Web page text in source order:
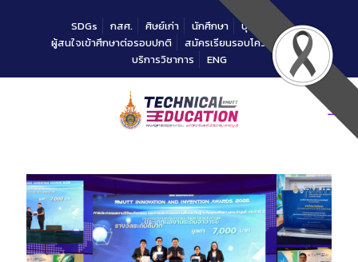
SDGs กสศ. ศิษย์เก่า นักศึกษา
บุคลากร
ผู้สนใจเข้าศึกษาต่อรอบปกติ
สมัครเรียนรอบโควตาคณะ
บริการวิชาการ
ENG